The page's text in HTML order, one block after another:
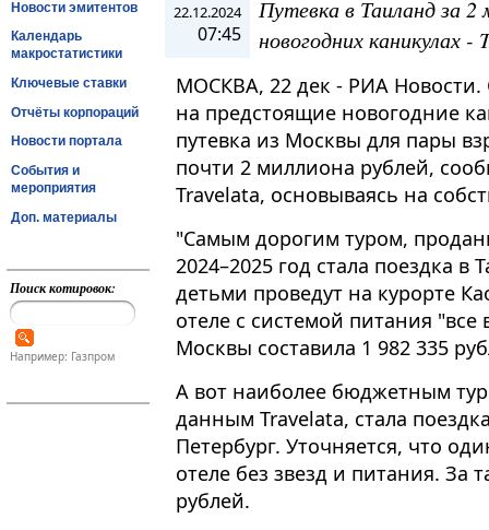
Новости эмитентов
Календарь
макростатистики
Ключевые ставки
Отчёты корпораций
Новости портала
События и
мероприятия
Доп. материалы
Поиск котировок:
Например: Газпром
22.12.2024
07:45
Путевка в Таиланд за 2
новогодних каникулах -
МОСКВА, 22 дек - РИА
на предстоящие новогодние
путевка из Москвы для пары
почти 2 миллиона рублей,
Travelata, основываясь на
"Самым дорогим туром,
2024–2025 год стала поездка
детьми проведут на курорте
отеле с системой питания
Москвы составила 1 982 335
А вот наиболее бюджетным
данным Travelata, стала
Петербург. Уточняется, что
отеле без звезд и питания. За
рублей.